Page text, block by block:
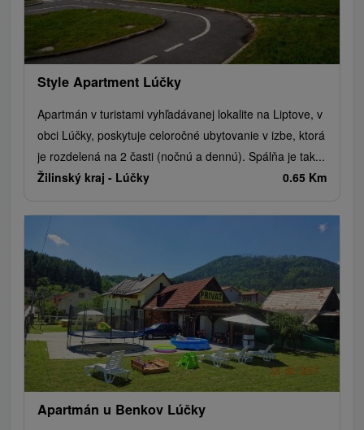
Style Apartment Lúčky
Apartmán v turistami vyhľadávanej lokalite na Liptove, v
obci Lúčky, poskytuje celoročné ubytovanie v izbe, ktorá
je rozdelená na 2 časti (nočnú a dennú). Spálňa je tak...
Žilinský kraj - Lúčky 0.65 Km
Apartmán u Benkov Lúčky